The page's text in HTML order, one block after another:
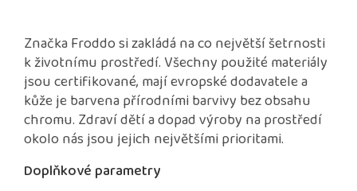
Značka Froddo si zakládá na co největší šetrnosti
k životnímu prostředí. Všechny použité materiály
jsou certifikované, mají evropské dodavatele a
kůže je barvena přírodními barvivy bez obsahu
chromu. Zdraví dětí a dopad výroby na prostředí
okolo nás jsou jejich největšími prioritami.
Doplňkové parametry